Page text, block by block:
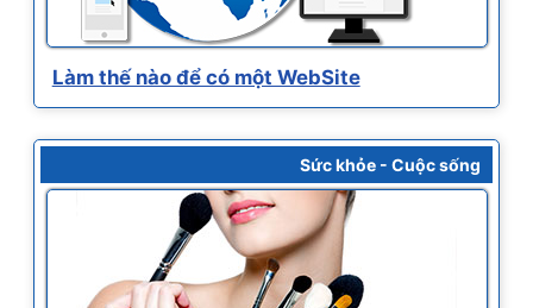
Làm thế nào để có một WebSite
Sức khỏe - Cuộc sống